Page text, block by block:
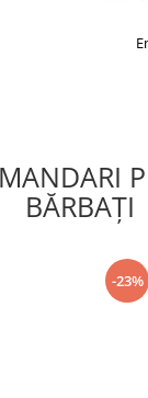
BĂRBAŢI
-23%